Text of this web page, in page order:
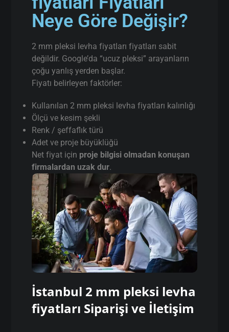
Neye Göre Değişir?
2 mm pleksi levha fiyatları fiyatları sabit
değildir. Google’da “ucuz pleksi” arayanların
çoğu yanlış yerden başlar.
Fiyatı belirleyen faktörler:
Kullanılan 2 mm pleksi levha fiyatları kalınlığı
Ölçü ve kesim şekli
Renk / şeffaflık türü
Adet ve proje büyüklüğü
Net fiyat için proje bilgisi olmadan konuşan
firmalardan uzak dur.
İstanbul 2 mm pleksi levha
fiyatları Siparişi ve İletişim